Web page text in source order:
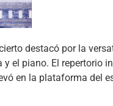
destacó por la
el piano. El repertorio
en la plataforma del